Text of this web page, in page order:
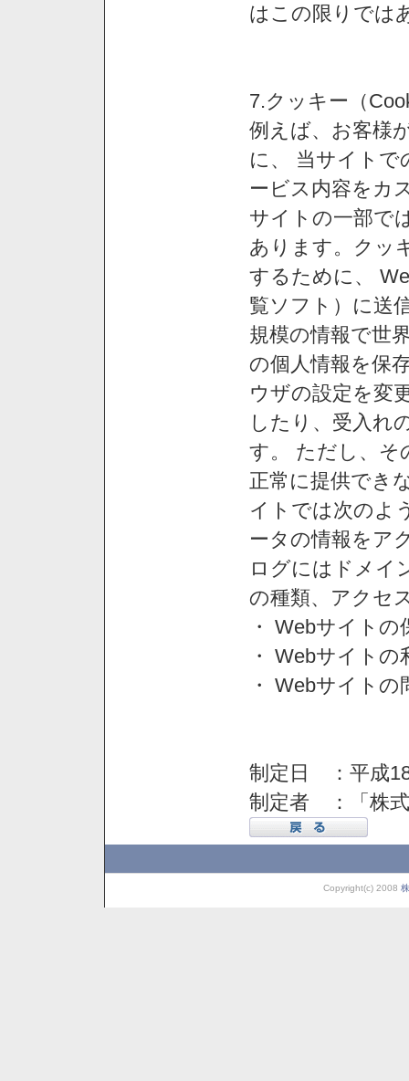
はこの限りでは
7.クッキー（
例えば、お客様
に、 当サイトで
ービス内容をカ
サイトの一部で
あります。クッ
するために、
覧ソフト）に送
規模の情報で世
の個人情報を保
ウザの設定を変
したり、受入れ
す。 ただし、そ
正常に提供でき
イトでは次のよ
ータの情報をア
ログにはドメイ
の種類、アクセ
・ Webサイトの
・ Webサイト
・ Webサイト
制定日 ：平成
制定者 ：「株
Copyright(c) 2008